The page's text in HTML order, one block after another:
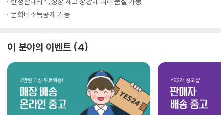
문화비소득공제 가능
이 분야의 이벤트 4